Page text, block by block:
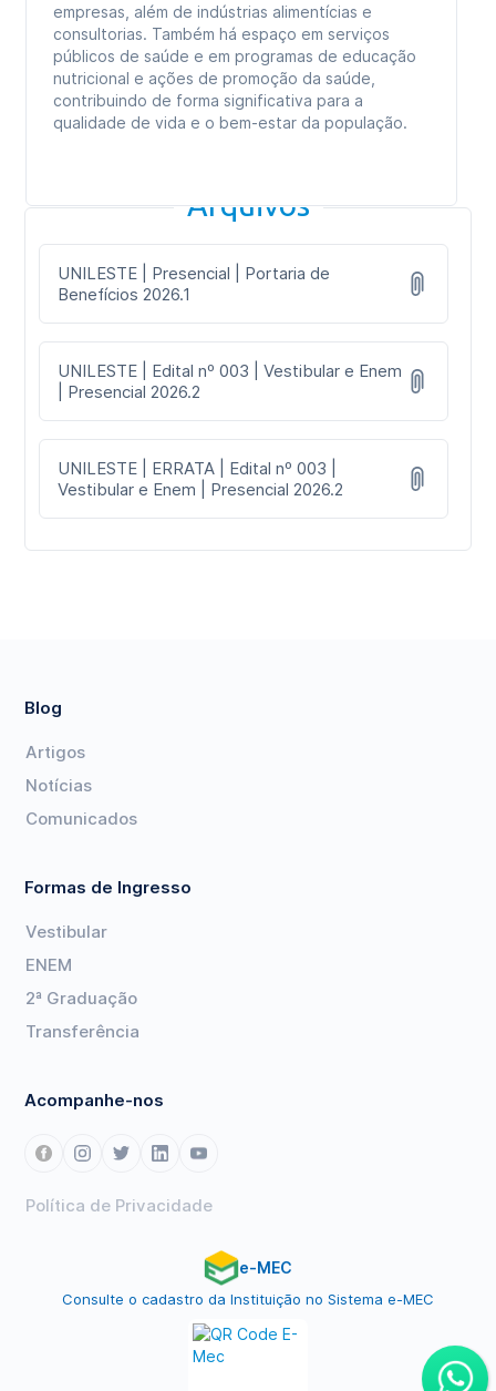
empresas, além de indústrias alimentícias e
consultorias. Também há espaço em serviços
públicos de saúde e em programas de educação
nutricional e ações de promoção da saúde,
contribuindo de forma significativa para a
qualidade de vida e o bem-estar da população.
Arquivos
UNILESTE | Presencial | Portaria de
Benefícios 2026.1
UNILESTE | Edital nº 003 | Vestibular e Enem
| Presencial 2026.2
UNILESTE | ERRATA | Edital nº 003 |
Vestibular e Enem | Presencial 2026.2
Blog
Artigos
Notícias
Comunicados
Formas de Ingresso
Vestibular
ENEM
2ª Graduação
Transferência
Acompanhe-nos
Política de Privacidade
e-MEC
Consulte o cadastro da Instituição no Sistema e-MEC